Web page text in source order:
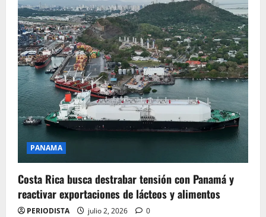
PANAMA
Costa Rica busca destrabar tensión con Panamá y
reactivar exportaciones de lácteos y alimentos
PERIODISTA julio 2, 2026 0